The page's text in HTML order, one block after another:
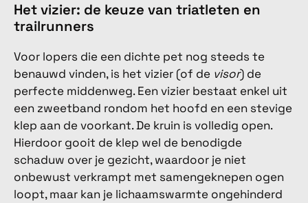
Het vizier: de keuze van triatleten en
trailrunners
Voor lopers die een dichte pet nog steeds te
benauwd vinden, is het vizier (of de visor) de
perfecte middenweg. Een vizier bestaat enkel uit
een zweetband rondom het hoofd en een stevige
klep aan de voorkant. De kruin is volledig open.
Hierdoor gooit de klep wel de benodigde
schaduw over je gezicht, waardoor je niet
onbewust verkrampt met samengeknepen ogen
loopt, maar kan je lichaamswarmte ongehinderd